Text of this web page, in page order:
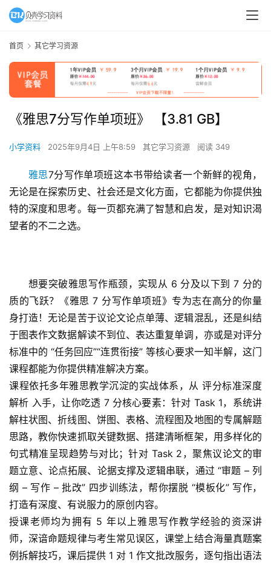
首页 其它学习资源
《雅思7分写作单项班》 【3.81 GB】
小学资料 2025年9月4日 上午8:59 其它学习资源 阅读 349
雅思7分写作单项班这本书带给读者一个新鲜的视角，
无论是在探索历史、社会还是文化方面，它都能为你提供独
特的深度和思考。每一页都充满了智慧和启发，是对知识渴
望者的不二之选。
想要突破雅思写作瓶颈，实现从 6 分及以下到 7 分的
质的飞跃？《雅思 7 分写作单项班》专为志在高分的你量
身打造！无论是苦于议论文论点单薄、逻辑混乱，还是纠结
于图表作文数据解读不到位、表达重复单调，亦或是对评分
标准中的 “任务回应”“连贯衔接” 等核心要求一知半解，这门
课程都能为你提供精准解决方案。
课程依托多年雅思教学沉淀的实战体系，从 评分标准深度
解析 入手，让你吃透 7 分核心要素：针对 Task 1，系统讲
解柱状图、折线图、饼图、表格、流程图及地图的专属解题
思路，教你快速抓取关键数据、搭建清晰框架，用多样化的
句式精准呈现趋势与对比；针对 Task 2，聚焦议论文的审
题立意、论点拓展、论据支撑及逻辑串联，通过 “审题 – 列
纲 – 写作 – 批改” 四步训练法，帮你摆脱 “模板化” 写作，
打造有深度、有说服力的原创内容。
授课老师均为拥有 5 年以上雅思写作教学经验的资深讲
师，深谙命题规律与考生常见误区，课堂上结合海量真题案
例拆解技巧，课后提供 1 对 1 作文批改服务，逐句指出语法